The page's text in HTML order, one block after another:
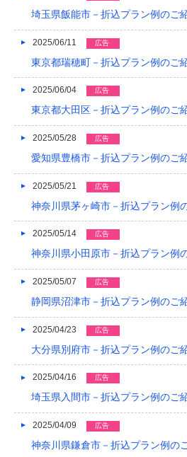
2016/03
2016/02
2016/01
2015/12
2015/11
2015/08
2015/07
2015/05
2015/01
2014/12
2014/11
埼玉県飯能市－折込プラン例のご
2025/06/11 広告
東京都瑞穂町－折込プラン例のご
2025/06/04 広告
東京都大田区－折込プラン例のご
2025/05/28 広告
愛知県豊橋市－折込プラン例のご
2025/05/21 広告
神奈川県茅ヶ崎市－折込プラン例
2025/05/14 広告
神奈川県小田原市－折込プラン例
2025/05/07 広告
静岡県沼津市－折込プラン例のご
2025/04/23 広告
大分県別府市－折込プラン例のご
2025/04/16 広告
埼玉県入間市－折込プラン例のご
2025/04/09 広告
神奈川県鎌倉市－折込プラン例の